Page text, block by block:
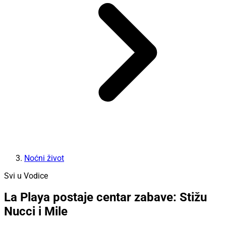
Noćni život
Svi u Vodice
La Playa postaje centar zabave: Stižu
Nucci i Mile